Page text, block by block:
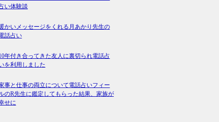
い体験談
かいメッセージをくれる月あかり先生の
話占い
年付き合ってきた友人に裏切られ電話占
を利用しました
事と仕事の両立について電話占いフィー
のR先生に鑑定してもらった結果、家族が
せに